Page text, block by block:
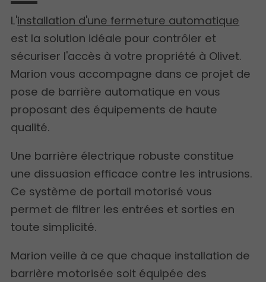
L'installation d'une fermeture automatique
est la solution idéale pour contrôler et
sécuriser l'accès à votre propriété à Olivet.
Marion vous accompagne dans ce projet de
pose de barrière automatique en vous
proposant des équipements de haute
qualité.
Une barrière électrique robuste constitue
une dissuasion efficace contre les intrusions.
Ce système de portail motorisé vous
permet de filtrer les entrées et sorties en
toute simplicité.
Marion veille à ce que chaque installation de
barrière motorisée soit équipée des